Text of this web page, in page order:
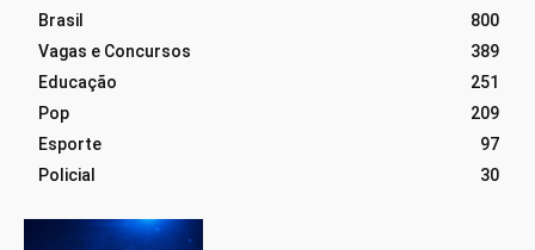
Brasil
800
Vagas e Concursos
389
Educação
251
Pop
209
Esporte
97
Policial
30